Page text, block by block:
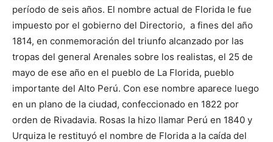
período de seis años. El nombre actual de Florida le fue
impuesto por el gobierno del Directorio, a fines del año
1814, en conmemoración del triunfo alcanzado por las
tropas del general Arenales sobre los realistas, el 25 de
mayo de ese año en el pueblo de La Florida, pueblo
importante del Alto Perú. Con ese nombre aparece luego
en un plano de la ciudad, confeccionado en 1822 por
orden de Rivadavia. Rosas la hizo llamar Perú en 1840 y
Urquiza le restituyó el nombre de Florida a la caída del